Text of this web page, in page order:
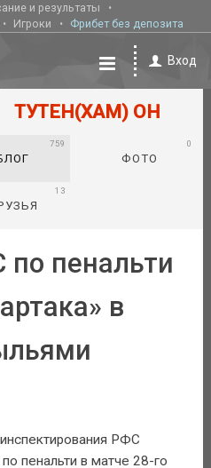
и результаты
Игроки Фрибет без депозита
Вход
ТУТЕН(ХАМ) ОН
759
ФОТО
0
13
пенальти
в
РФС
пенальти в матче 28-го